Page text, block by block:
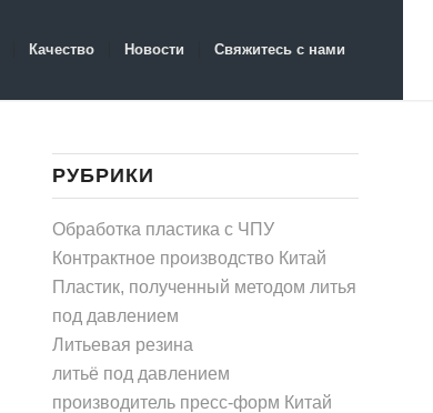
Качество Новости Свяжитесь с нами
РУБРИКИ
Обработка пластика с ЧПУ
Контрактное производство Китай
Пластик, полученный методом литья
под давлением
Литьевая резина
литьё под давлением
производитель пресс-форм Китай